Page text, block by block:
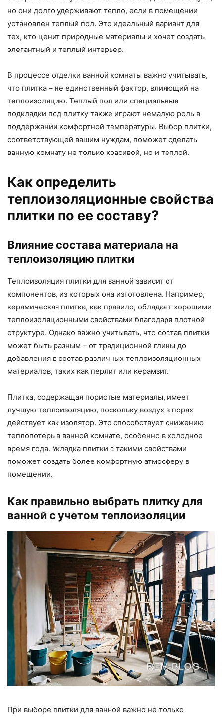
но они долго удерживают тепло, если в помещении
установлен теплый пол. Это идеальный вариант для
тех, кто ценит природные материалы и хочет создать
элегантный и теплый интерьер.
В процессе отделки ванной комнаты важно учитывать,
что плитка – не единственный фактор, влияющий на
теплоизоляцию. Теплый пол или специальные
подкладки под плитку также играют немалую роль в
поддержании комфортной температуры. Выбор плитки,
соответствующей вашим нуждам, поможет сделать
ванную комнату не только красивой, но и теплой.
Как определить
теплоизоляционные свойства
плитки по ее составу?
Влияние состава материала на
теплоизоляцию плитки
Теплоизоляция плитки для ванной зависит от
компонентов, из которых она изготовлена. Например,
керамическая плитка, как правило, обладает хорошими
теплоизоляционными свойствами благодаря плотной
структуре. Однако важно учитывать, что состав плитки
может быть разным – от традиционной глины до
добавления в состав различных теплоизоляционных
материалов, таких как перлит или керамзит.
Плитка, содержащая пористые материалы, имеет
лучшую теплоизоляцию, поскольку воздух в порах
действует как изолятор. Это способствует снижению
теплопотерь в ванной комнате, особенно в холодное
время года. Укладка плитки с такими свойствами
поможет создать более комфортную атмосферу в
помещении.
Как правильно выбрать плитку для
ванной с учетом теплоизоляции
При выборе плитки для ванной важно не только